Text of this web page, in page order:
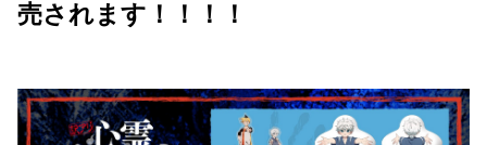
売されます！！！！